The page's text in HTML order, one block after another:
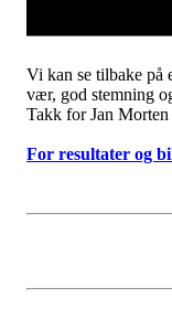
Vi kan se tilbake på
vær, god stemning
Takk for Jan
For resultater og